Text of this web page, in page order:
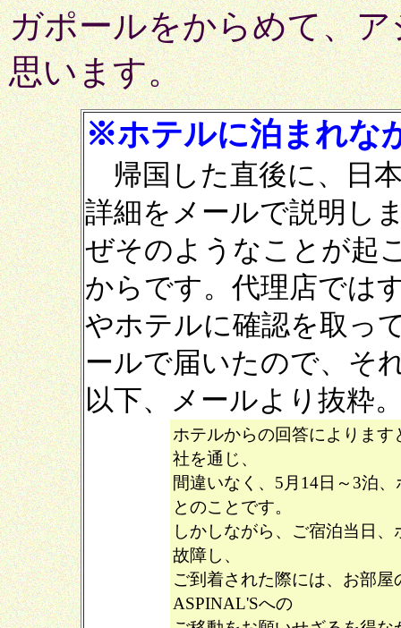
ガポールをからめて、
思います。
※ホテルに泊まれな
帰国した直後に、日
詳細をメールで説明し
ぜそのようなことが起
からです。代理店では
やホテルに確認を取っ
ールで届いたので、そ
以下、メールより抜粋
ホテルからの回答によりま
社を通じ、
間違いなく、5月14日～3泊
とのことです。
しかしながら、ご宿泊当日
故障し、
ご到着された際には、お部
ASPINAL'Sへの